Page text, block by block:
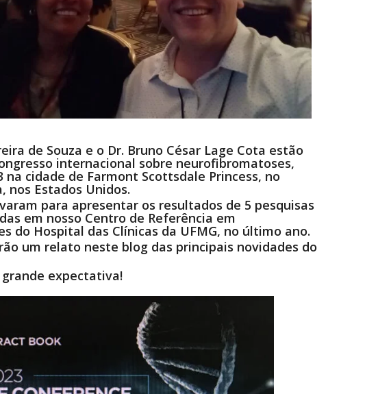
de Souza e o Dr. Bruno César Lage Cota estão
internacional sobre neurofibromatoses,
na cidade de Farmont Scottsdale Princess, no
nos Estados Unidos.
para apresentar os resultados de 5 pesquisas
em nosso Centro de Referência em
do Hospital das Clínicas da UFMG, no último ano.
um relato neste blog das principais novidades do
expectativa!